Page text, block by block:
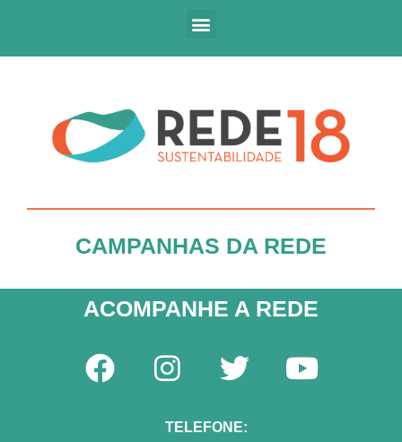
CAMPANHAS DA REDE
ACOMPANHE A REDE​
TELEFONE: